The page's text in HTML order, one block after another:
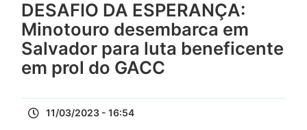
DESAFIO DA ESPERANÇA:
Minotouro desembarca em
Salvador para luta beneficente
em prol do GACC
11/03/2023 - 16:54